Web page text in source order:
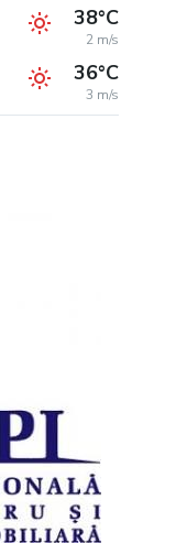
38°C
2 m/s
36°C
3 m/s